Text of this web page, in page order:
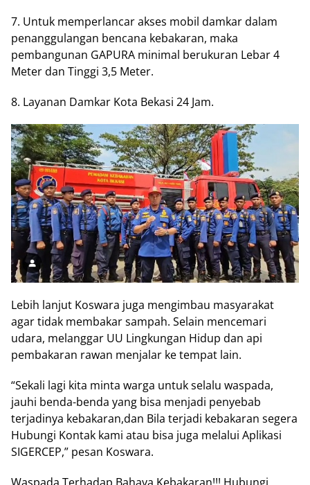
7. Untuk memperlancar akses mobil damkar dalam
penanggulangan bencana kebakaran, maka
pembangunan GAPURA minimal berukuran Lebar 4
Meter dan Tinggi 3,5 Meter.
8. Layanan Damkar Kota Bekasi 24 Jam.
Lebih lanjut Koswara juga mengimbau masyarakat
agar tidak membakar sampah. Selain mencemari
udara, melanggar UU Lingkungan Hidup dan api
pembakaran rawan menjalar ke tempat lain.
“Sekali lagi kita minta warga untuk selalu waspada,
jauhi benda-benda yang bisa menjadi penyebab
terjadinya kebakaran,dan Bila terjadi kebakaran segera
Hubungi Kontak kami atau bisa juga melalui Aplikasi
SIGERCEP,” pesan Koswara.